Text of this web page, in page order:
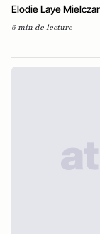
Elodie Laye
6 min de lecture